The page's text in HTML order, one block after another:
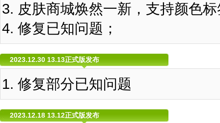
皮肤商城焕然一新，支持颜色
修复已知问题；
2023.12.30 13.13正式版发布
修复部分已知问题
2023.12.18 13.12正式版发布